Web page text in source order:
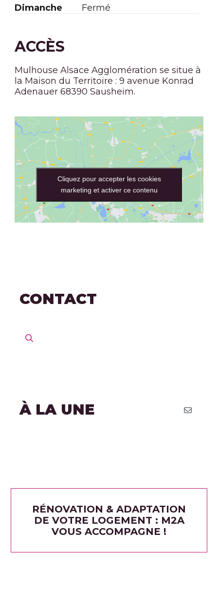
Dimanche Fermé
ACCÈS
Mulhouse Alsace Agglomération se situe à
la Maison du Territoire : 9 avenue Konrad
Adenauer 68390 Sausheim.
Cliquez pour accepter les cookies
marketing et activer ce contenu
CONTACT
À LA UNE
RÉNOVATION & ADAPTATION
DE VOTRE LOGEMENT : M2A
VOUS ACCOMPAGNE !